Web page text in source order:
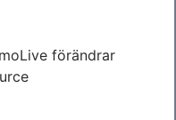
förändrar